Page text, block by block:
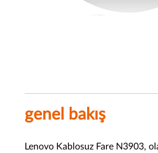
genel bakış
Lenovo Kablosuz Fare N3903,